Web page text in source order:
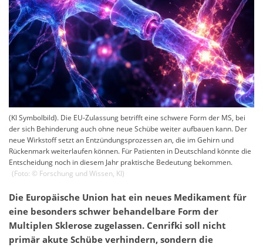
(KI Symbolbild). Die EU-Zulassung betrifft eine schwere Form der MS, bei
der sich Behinderung auch ohne neue Schübe weiter aufbauen kann. Der
neue Wirkstoff setzt an Entzündungsprozessen an, die im Gehirn und
Rückenmark weiterlaufen können. Für Patienten in Deutschland könnte die
Entscheidung noch in diesem Jahr praktische Bedeutung bekommen.
(Foto: © Forschung und Wissen, KI)
Die Europäische Union hat ein neues Medikament für
eine besonders schwer behandelbare Form der
Multiplen Sklerose zugelassen. Cenrifki soll nicht
primär akute Schübe verhindern, sondern die